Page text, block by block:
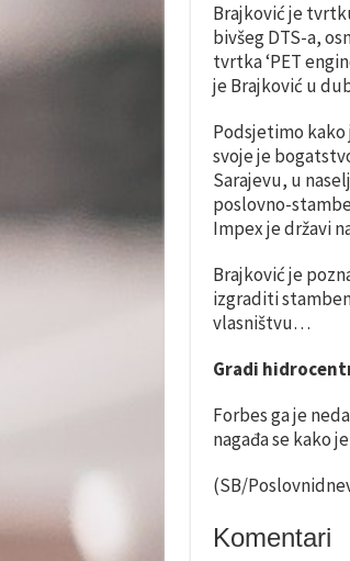
Brajković je
bivšeg DTS-a,
tvrtka ‘PET
je Brajković u
Podsjetimo kako
svoje je
Sarajevu, u
poslovno-
Impex je državi
Brajković je
izgraditi
vlasništvu…
Gradi
Forbes ga je
nagađa se kako
(SB/
Komentari